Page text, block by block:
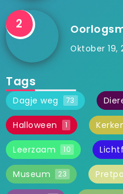
Oktober 19,
Tags
Dagje weg 73
Halloween 1
Leerzaam 10
Museum 23